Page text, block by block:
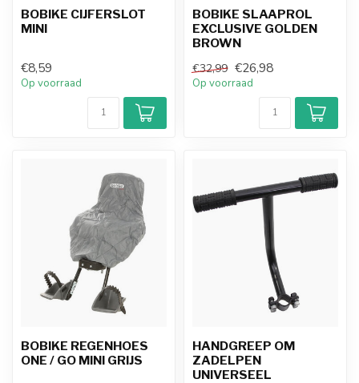
BOBIKE CIJFERSLOT
MINI
€8,59
Op voorraad
BOBIKE SLAAPROL
EXCLUSIVE GOLDEN
BROWN
€32,99 €26,98
Op voorraad
BOBIKE REGENHOES
ONE / GO MINI GRIJS
HANDGREEP OM
ZADELPEN
UNIVERSEEL